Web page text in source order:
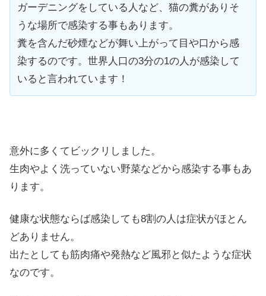
ガーデニングをしている人など、猫の糞がありそ
うな場所で感染する事もあります。
糞を含んだ砂煙などが舞い上がって目や口から感
染するのです。世界人口の3分の1の人が感染して
いると言われています！
意外に多くてビックリしました。
生肉やよく洗っていない野菜などから感染する事もあ
ります。
健康な状態ならば感染しても8割の人は症状がほとん
どありません。
出たとしても筋肉痛や発熱など風邪と似たような症状
なのです。